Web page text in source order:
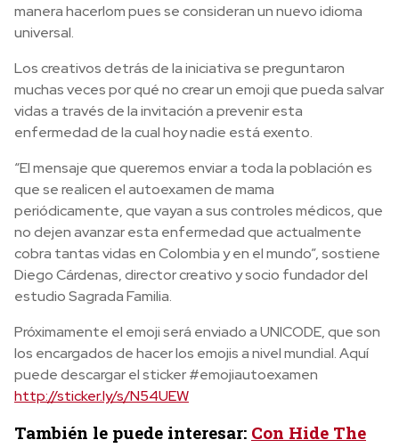
manera hacerlom pues se consideran un nuevo idioma
universal.
Los creativos detrás de la iniciativa se preguntaron
muchas veces por qué no crear un emoji que pueda salvar
vidas a través de la invitación a prevenir esta
enfermedad de la cual hoy nadie está exento.
“El mensaje que queremos enviar a toda la población es
que se realicen el autoexamen de mama
periódicamente, que vayan a sus controles médicos, que
no dejen avanzar esta enfermedad que actualmente
cobra tantas vidas en Colombia y en el mundo”, sostiene
Diego Cárdenas, director creativo y socio fundador del
estudio Sagrada Familia.
Próximamente el emoji será enviado a UNICODE, que son
los encargados de hacer los emojis a nivel mundial. Aquí
puede descargar el sticker #emojiautoexamen
http://sticker.ly/s/N54UEW
También le puede interesar: Con Hide The